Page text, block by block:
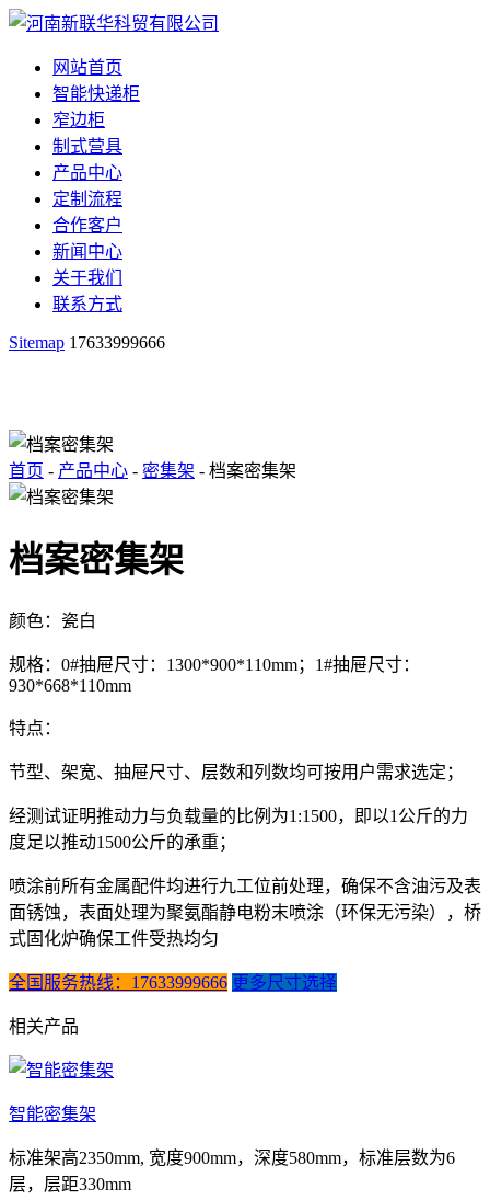
网站首页
智能快递柜
窄边柜
制式营具
产品中心
定制流程
合作客户
新闻中心
关于我们
联系方式
Sitemap 17633999666
首页 - 产品中心 - 密集架 - 档案密集架
档案密集架
颜色：瓷白
规格：0#抽屉尺寸：1300*900*110mm；1#抽屉尺寸：
930*668*110mm
特点：
节型、架宽、抽屉尺寸、层数和列数均可按用户需求选定；
经测试证明推动力与负载量的比例为1:1500，即以1公斤的力
度足以推动1500公斤的承重；
喷涂前所有金属配件均进行九工位前处理，确保不含油污及表
面锈蚀，表面处理为聚氨酯静电粉末喷涂（环保无污染），桥
式固化炉确保工件受热均匀
全国服务热线：17633999666 更多尺寸选择
相关产品
智能密集架
标准架高2350mm, 宽度900mm，深度580mm，标准层数为6
层，层距330mm